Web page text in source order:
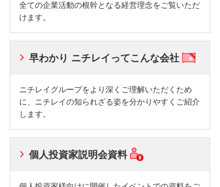
全ての企業活動の根幹となる経営理念をご覧いただ
けます。
早わかり ニチレイってこんな会社
ニチレイグループをより深くご理解いただくため
に、ニチレイの知られざる姿を分かりやすくご紹介
します。
個人投資家説明会資料